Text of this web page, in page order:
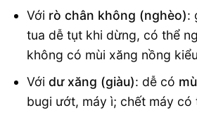
Với rò chân không (nghèo):
tua dễ tụt khi dừng, có thể
không có mùi xăng nồng
Với dư xăng (giàu): dễ có
bugi ướt, máy ì; chết máy có